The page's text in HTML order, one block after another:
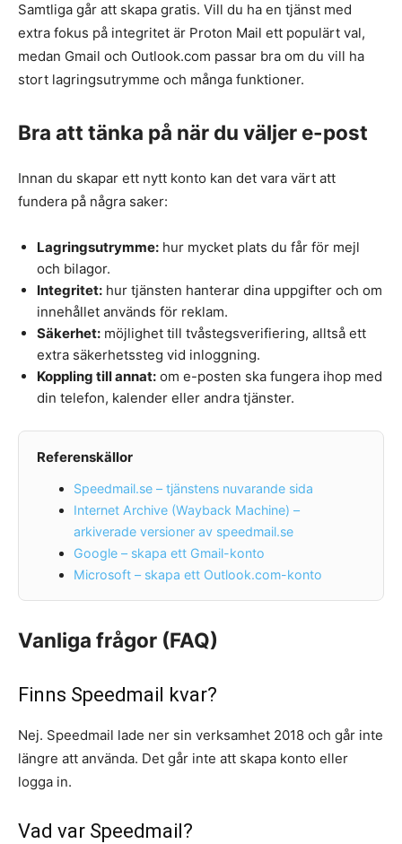
Samtliga går att skapa gratis. Vill du ha en tjänst med
extra fokus på integritet är Proton Mail ett populärt val,
medan Gmail och Outlook.com passar bra om du vill ha
stort lagringsutrymme och många funktioner.
Bra att tänka på när du väljer e-post
Innan du skapar ett nytt konto kan det vara värt att
fundera på några saker:
Lagringsutrymme: hur mycket plats du får för mejl
och bilagor.
Integritet: hur tjänsten hanterar dina uppgifter och om
innehållet används för reklam.
Säkerhet: möjlighet till tvåstegsverifiering, alltså ett
extra säkerhetssteg vid inloggning.
Koppling till annat: om e-posten ska fungera ihop med
din telefon, kalender eller andra tjänster.
Referenskällor
Speedmail.se – tjänstens nuvarande sida
Internet Archive (Wayback Machine) –
arkiverade versioner av speedmail.se
Google – skapa ett Gmail-konto
Microsoft – skapa ett Outlook.com-konto
Vanliga frågor (FAQ)
Finns Speedmail kvar?
Nej. Speedmail lade ner sin verksamhet 2018 och går inte
längre att använda. Det går inte att skapa konto eller
logga in.
Vad var Speedmail?